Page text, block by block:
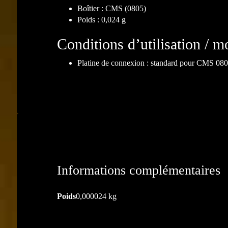
Boîtier : CMS (0805)
Poids : 0,024 g
Conditions d’utilisation /
Platine de connexion : standard pour CMS
Informations complémentaires
Poids0,000024 kg